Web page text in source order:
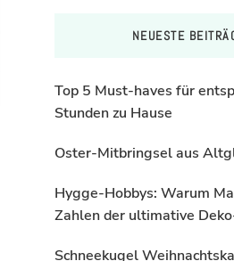
NEUESTE
Top 5 Must-haves für
Stunden zu Hause
Oster-Mitbringsel aus
Hygge-Hobbys: Warum
Zahlen der ultimative
Schneekugel